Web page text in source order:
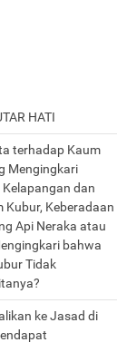
HATI
terhadap Kaum
Mengingkari
dan
Kubur, Keberadaan
Api Neraka atau
bahwa
Tidak
ke Jasad di